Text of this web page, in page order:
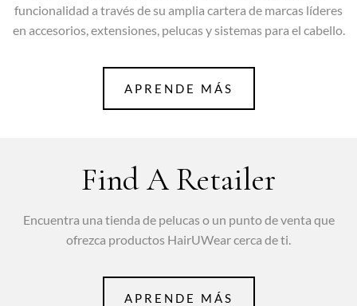
funcionalidad a través de su amplia cartera de marcas líderes
en accesorios, extensiones, pelucas y sistemas para el cabello.
APRENDE MÁS
Find A Retailer
Encuentra una tienda de pelucas o un punto de venta que
ofrezca productos HairUWear cerca de ti.
APRENDE MÁS